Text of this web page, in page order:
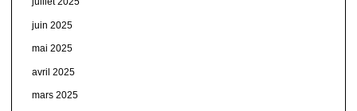
juin 2025
mai 2025
avril 2025
mars 2025